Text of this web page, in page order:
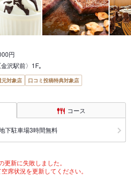
円
沢駅前〉1F｡
元対象店
口コミ投稿特典対象店
コース
下駐車場3時間無料
更新に失敗しました。
席状況を更新してください。